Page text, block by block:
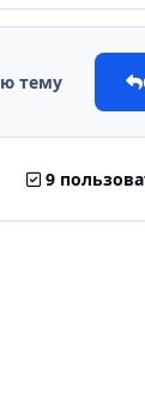
тему
9